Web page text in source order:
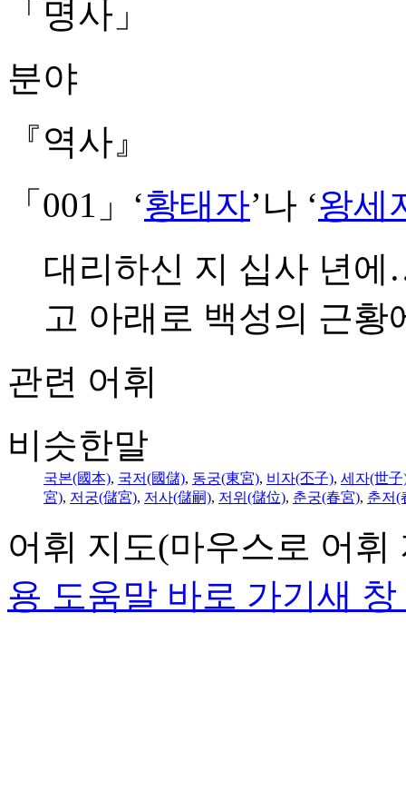
「명사」
분야
『역사』
「001」 ‘황태자’나 ‘왕세
대리하신 지 십사 년
고 아래로 백성의 근
관련 어휘
비슷한말
국본(國本), 국저(國儲), 동궁(東宮), 비자(丕子), 세자(世子
宮), 저궁(儲宮), 저사(儲嗣), 저위 (儲位), 춘궁(春宮), 춘저(
어휘 지도(마우스로 어휘
용 도움말 바로 가기새 창